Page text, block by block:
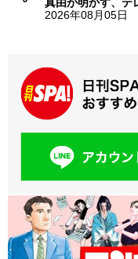
真由が明かす、テ
2026年08月05日